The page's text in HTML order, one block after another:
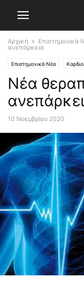
Αρχική Επιστημονικά
ανεπάρκεια
Επιστημονικά Νέα
Νέα
10 Νοεμβρίου 2020